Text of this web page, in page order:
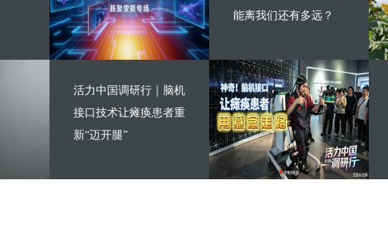
能离我们还有多远？
活力中国调研行｜脑机
接口技术让瘫痪患者重
新“迈开腿”